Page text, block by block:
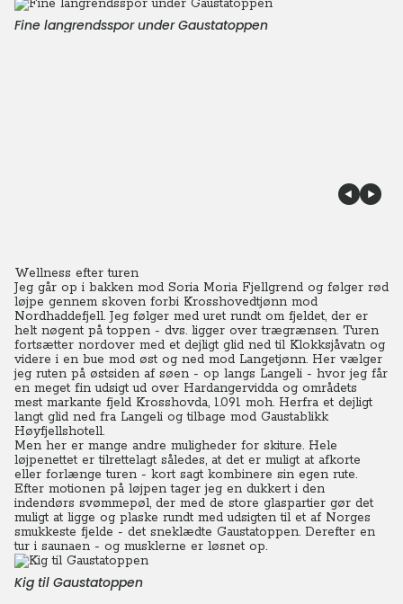
Fine langrendsspor under Gaustatoppen
Wellness efter turen
Jeg går op i bakken mod Soria Moria Fjellgrend og følger rød
løjpe gennem skoven forbi Krosshovedtjønn mod
Nordhaddefjell. Jeg følger med uret rundt om fjeldet, der er
helt nøgent på toppen - dvs. ligger over trægrænsen. Turen
fortsætter nordover med et dejligt glid ned til Klokksjåvatn og
videre i en bue mod øst og ned mod Langetjønn. Her vælger
jeg ruten på østsiden af søen - op langs Langeli - hvor jeg får
en meget fin udsigt ud over Hardangervidda og områdets
mest markante fjeld Krosshovda, 1.091 moh. Herfra et dejligt
langt glid ned fra Langeli og tilbage mod Gaustablikk
Høyfjellshotell.
Men her er mange andre muligheder for skiture. Hele
løjpenettet er tilrettelagt således, at det er muligt at afkorte
eller forlænge turen - kort sagt kombinere sin egen rute.
Efter motionen på løjpen tager jeg en dukkert i den
indendørs svømmepøl, der med de store glaspartier gør det
muligt at ligge og plaske rundt med udsigten til et af Norges
smukkeste fjelde - det sneklædte Gaustatoppen. Derefter en
tur i saunaen - og musklerne er løsnet op.
Kig til Gaustatoppen